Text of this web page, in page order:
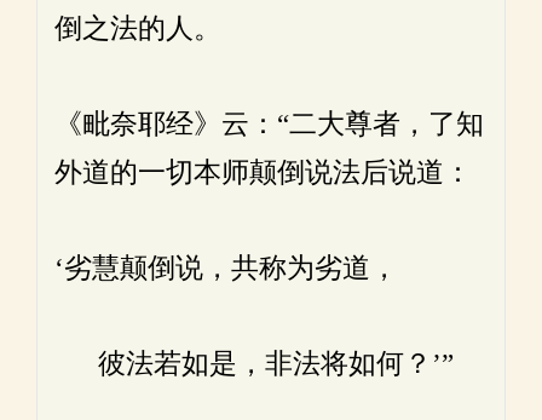
倒之法的人。
《毗奈耶经》云：“二大尊者，了知
外道的一切本师颠倒说法后说道：
‘劣慧颠倒说，共称为劣道，
彼法若如是，非法将如何？’”